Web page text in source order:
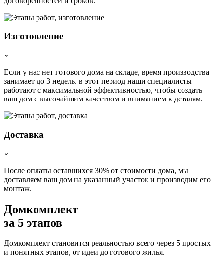
Изготовление
Если у нас нет готового дома на складе, время производства
занимает до 3 недель. в этот период наши специалисты
работают с максимальной эффективностью, чтобы создать
ваш дом с высочайшим качеством и вниманием к деталям.
Доставка
После оплаты оставшихся 30% от стоимости дома, мы
доставляем ваш дом на указанный участок и производим его
монтаж.
Домкомплект
за 5 этапов
Домкомплект становится реальностью всего через 5 простых
и понятных этапов, от идеи до готового жилья.